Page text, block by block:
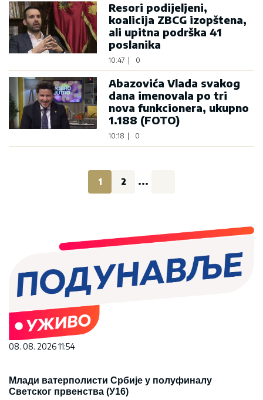
Resori podijeljeni,
koalicija ZBCG izopštena,
ali upitna podrška 41
poslanika
10:47 0
Abazovića Vlada svakog
dana imenovala po tri
nova funkcionera, ukupno
1.188 (FOTO)
10:18 0
1 2 ...
08. 08. 2026 11:54
Млади ватерполисти Србије у полуфиналу
Светског првенства (У16)